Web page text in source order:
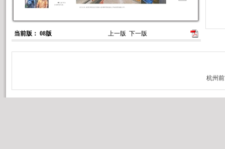
当前版： 08版 上一版 下一版